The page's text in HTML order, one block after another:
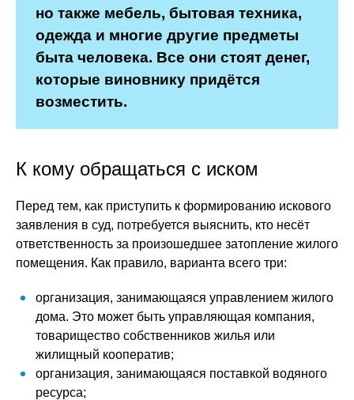
но также мебель, бытовая техника,
одежда и многие другие предметы
быта человека. Все они стоят денег,
которые виновнику придётся
возместить.
К кому обращаться с иском
Перед тем, как приступить к формированию искового
заявления в суд, потребуется выяснить, кто несёт
ответственность за произошедшее затопление жилого
помещения. Как правило, варианта всего три:
организация, занимающаяся управлением жилого
дома. Это может быть управляющая компания,
товарищество собственников жилья или
жилищный кооператив;
организация, занимающаяся поставкой водяного
ресурса;